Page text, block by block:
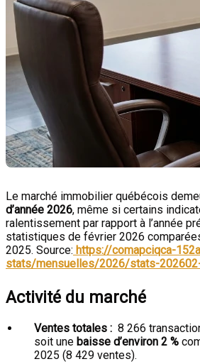
Le marché immobilier québécois
d’année 2026, même si certains
ralentissement par rapport à l’année
statistiques de février 2026
2025. Source: https://comapciqca-
stats/mensuelles/2026/stats-
Activité du marché
Ventes totales : 8 266
soit une baisse d’environ 2 %
2025 (8 429 ventes).